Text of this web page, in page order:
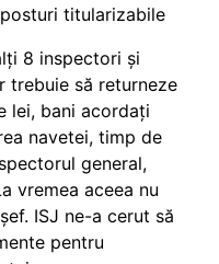
titularizabile
8 inspectori și
trebuie să returneze
lei, bani acordați
navetei, timp de
general,
vremea aceea nu
ISJ ne-a cerut să
pentru